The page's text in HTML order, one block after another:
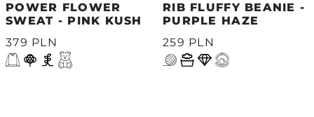
POWER FLOWER
SWEAT - PINK KUSH
379 PLN
RIB FLUFFY BEANIE -
PURPLE HAZE
259 PLN